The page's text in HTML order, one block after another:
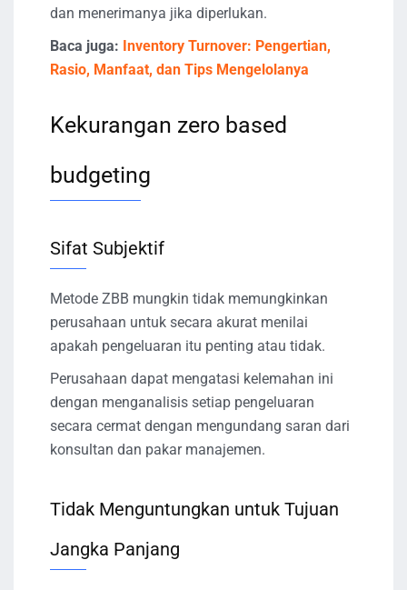
dan menerimanya jika diperlukan.
Baca juga: Inventory Turnover: Pengertian,
Rasio, Manfaat, dan Tips Mengelolanya
Kekurangan zero based
budgeting
Sifat Subjektif
Metode ZBB mungkin tidak memungkinkan
perusahaan untuk secara akurat menilai
apakah pengeluaran itu penting atau tidak.
Perusahaan dapat mengatasi kelemahan ini
dengan menganalisis setiap pengeluaran
secara cermat dengan mengundang saran dari
konsultan dan pakar manajemen.
Tidak Menguntungkan untuk Tujuan
Jangka Panjang